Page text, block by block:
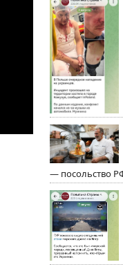
— посольство